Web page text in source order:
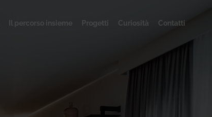
Il percorso insieme Progetti Curiosità Contatti